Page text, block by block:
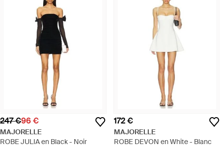
247 €96 €
MAJORELLE
ROBE JULIA en Black - Noir
172 €
MAJORELLE
ROBE DEVON en White - Blanc